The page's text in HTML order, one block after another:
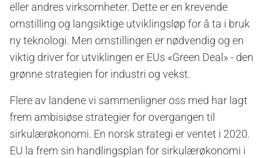
eller andres virksomheter. Dette er en krevende
omstilling og langsiktige utviklingsløp for å ta i bruk
ny teknologi. Men omstillingen er nødvendig og en
viktig driver for utviklingen er EUs «Green Deal» - den
grønne strategien for industri og vekst.
Flere av landene vi sammenligner oss med har lagt
frem ambisiøse strategier for overgangen til
sirkulærøkonomi. En norsk strategi er ventet i 2020.
EU la frem sin handlingsplan for sirkulærøkonomi i